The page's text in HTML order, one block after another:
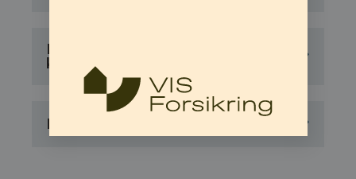
Hva er mitt ansvar som
kunde?
Hva menes med bekjempelse?